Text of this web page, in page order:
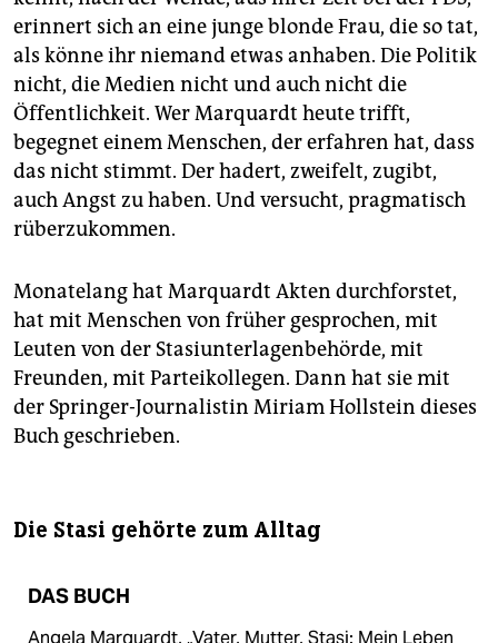
erinnert sich an eine junge blonde Frau, die so tat,
als könne ihr niemand etwas anhaben. Die Politik
nicht, die Medien nicht und auch nicht die
Öffentlichkeit. Wer Marquardt heute trifft,
begegnet einem Menschen, der erfahren hat, dass
das nicht stimmt. Der hadert, zweifelt, zugibt,
auch Angst zu haben. Und versucht, pragmatisch
rüberzukommen.
Monatelang hat Marquardt Akten durchforstet,
hat mit Menschen von früher gesprochen, mit
Leuten von der Stasiunterlagenbehörde, mit
Freunden, mit Parteikollegen. Dann hat sie mit
der Springer-Journalistin Miriam Hollstein dieses
Buch geschrieben.
Die Stasi gehörte zum Alltag
DAS BUCH
Angela Marquardt, „Vater, Mutter, Stasi: Mein Leben